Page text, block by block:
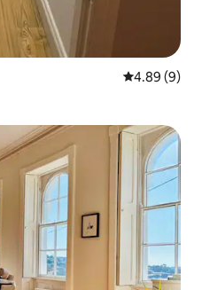
平均评分
4.89 (9)